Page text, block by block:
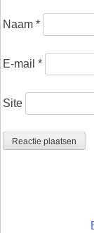
Naam *
E-mail *
Site